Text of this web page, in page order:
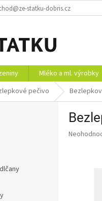
statku-dobris.cz
Mléko a ml. výrobky
pečivo
Průměrné